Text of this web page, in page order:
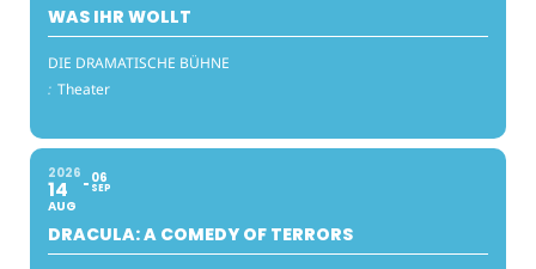
WAS IHR WOLLT
DIE DRAMATISCHE BÜHNE
: Theater
2026
14
AUG
06
SEP
DRACULA: A COMEDY OF TERRORS